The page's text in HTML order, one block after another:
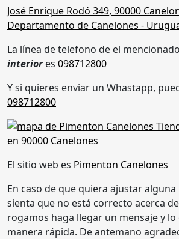
José Enrique Rodó 349, 90000
Departamento de Canelones -
La línea de telefono de el mencionado
interiores 098712800
Y si quieres enviar un Whastapp,
098712800
El sitio web es Pimenton Canelones
En caso de que quiera ajustar
sienta que no está correcto acerca
rogamos haga llegar un mensaje y
manera rápida. De antemano